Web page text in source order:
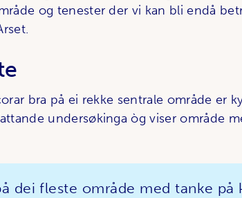
og tenester der vi kan bli endå
bra på ei rekke sentrale område er
undersøkinga òg viser område
dei fleste område med tanke på